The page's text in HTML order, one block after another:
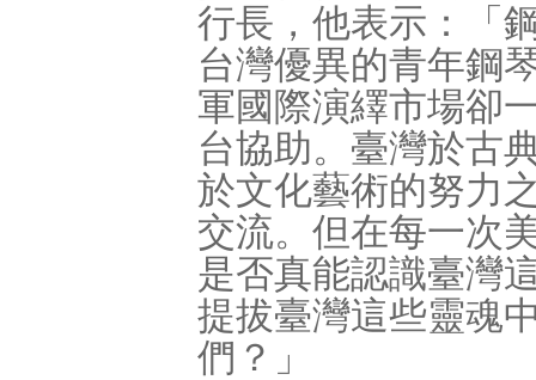
行長，他表示：「
台灣優異的青年鋼
軍國際演繹市場卻
台協助。臺灣於古
於文化藝術的努力
交流。但在每一次
是否真能認識臺灣
提拔臺灣這些靈魂
們？」